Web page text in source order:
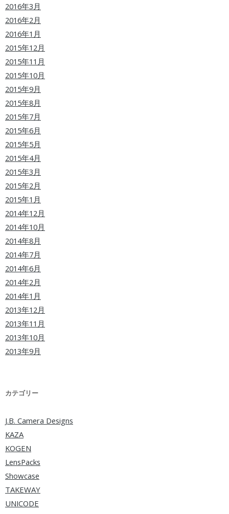
2016年3月
2016年2月
2016年1月
2015年12月
2015年11月
2015年10月
2015年9月
2015年8月
2015年7月
2015年6月
2015年5月
2015年4月
2015年3月
2015年2月
2015年1月
2014年12月
2014年10月
2014年8月
2014年7月
2014年6月
2014年2月
2014年1月
2013年12月
2013年11月
2013年10月
2013年9月
カテゴリー
J.B. Camera Designs
KAZA
KOGEN
LensPacks
Showcase
TAKEWAY
UNICODE